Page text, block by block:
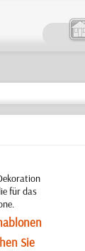
für das
Sie